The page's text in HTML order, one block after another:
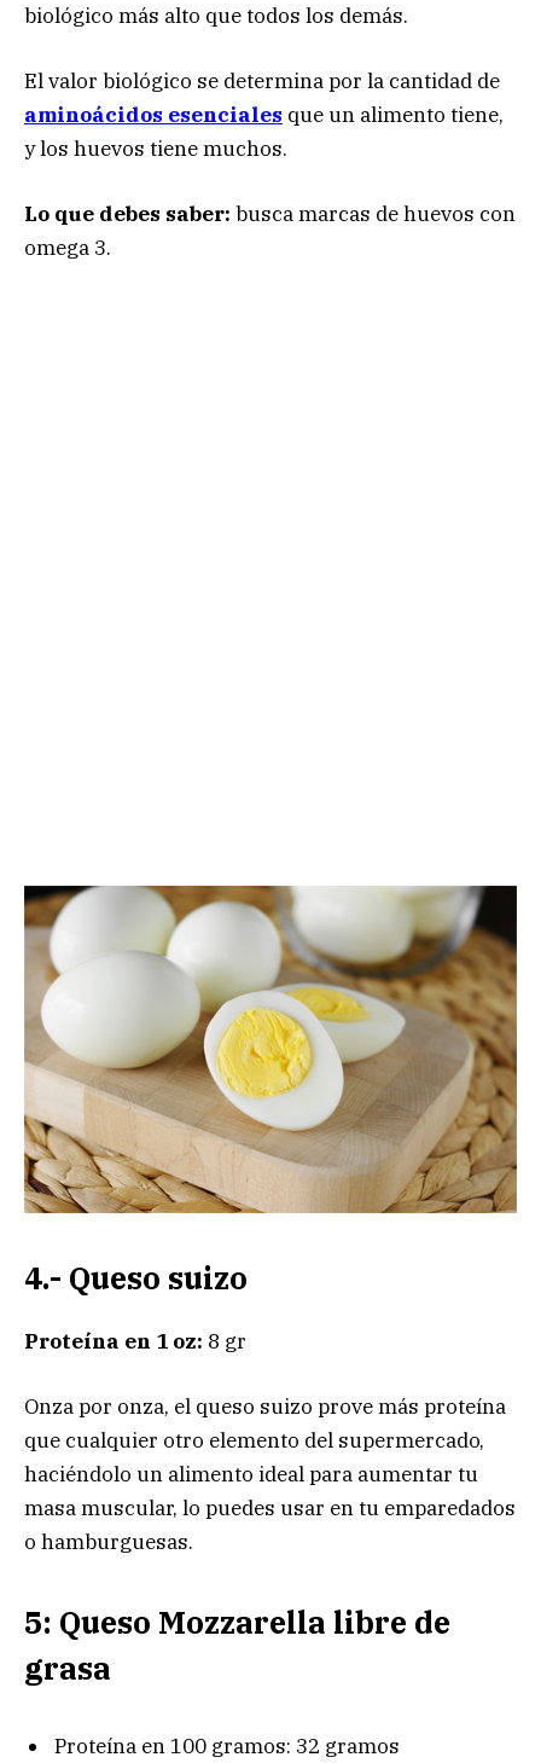
biológico más alto que todos los demás.
El valor biológico se determina por la cantidad de
aminoácidos esenciales que un alimento tiene,
y los huevos tiene muchos.
Lo que debes saber: busca marcas de huevos con
omega 3.
4.- Queso suizo
Proteína en 1 oz: 8 gr
Onza por onza, el queso suizo prove más proteína
que cualquier otro elemento del supermercado,
haciéndolo un alimento ideal para aumentar tu
masa muscular, lo puedes usar en tu emparedados
o hamburguesas.
5: Queso Mozzarella libre de
grasa
Proteína en 100 gramos: 32 gramos